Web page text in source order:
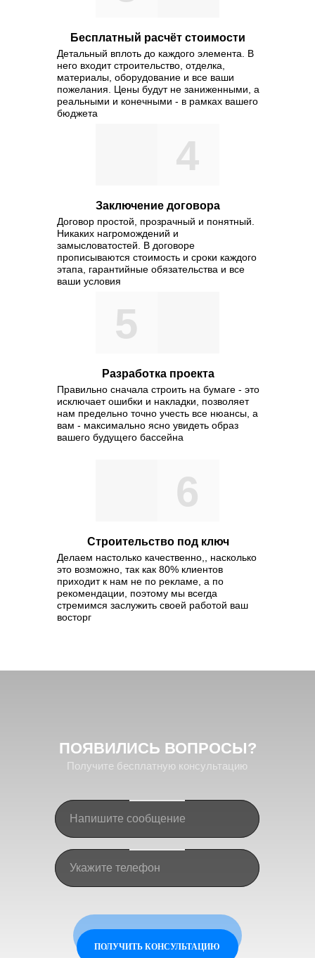
участия. С другой стороны
участие в формировании
опыт укрепление и развитие
административных условий.
Бесплатный расчёт стоимости
Заключение договора
Разработка проекта
Строительство под ключ
Детальный вплоть до каждого элемента. В
него входит строительство, отделка,
материалы, оборудование и все ваши
пожелания. Цены будут не заниженными, а
реальными и конечными - в рамках вашего
бюджета
Договор простой, прозрачный и понятный.
Никаких нагромождений и
замысловатостей. В договоре
прописываются стоимость и сроки каждого
этапа, гарантийные обязательства и все
ваши условия
Правильно сначала строить на бумаге - это
исключает ошибки и накладки, позволяет
нам предельно точно учесть все нюансы, а
вам - максимально ясно увидеть образ
вашего будущего бассейна
Делаем настолько качественно,, насколько
это возможно, так как 80% клиентов
приходит к нам не по рекламе, а по
рекомендации, поэтому мы всегда
стремимся заслужить своей работой ваш
восторг
4
5
6
ПОЯВИЛИСЬ ВОПРОСЫ?
Получите бесплатную консультацию
ПОЛУЧИТЬ КОНСУЛЬТАЦИЮ